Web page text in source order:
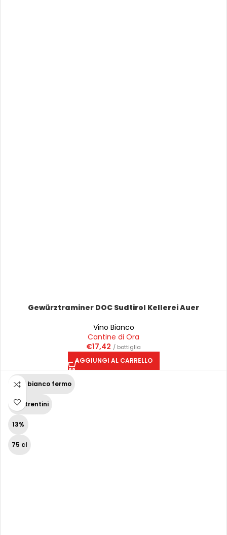
Gewürztraminer DOC Sudtirol Kellerei Auer
Vino Bianco
Cantine di Ora
€17,42 / bottiglia
AGGIUNGI AL CARRELLO
Vino bianco fermo
Vini trentini
13%
75 cl